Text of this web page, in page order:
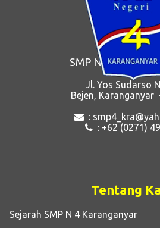
SMP Negeri 4
Jl. Yos Sudarso
Bejen,
:
: +62 (0271)
Tentang
Sejarah SMP N 4 Karanganyar